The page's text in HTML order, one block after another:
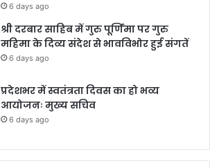
6 days ago
श्री दरबार साहिब में गुरु पूर्णिमा पर गुरु
महिमा के दिव्य संदेश से भावविभोर हुई संगतें
6 days ago
प्रदेशभर में स्वतंत्रता दिवस का हो भव्य
आयोजनः मुख्य सचिव
6 days ago